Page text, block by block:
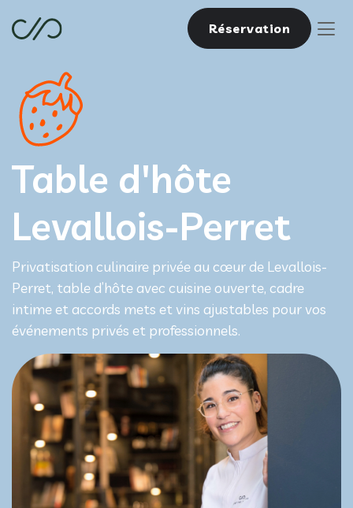
Réservation
Table d'hôte
Levallois-Perret
Privatisation culinaire privée au cœur de Levallois-
Perret, table d’hôte avec cuisine ouverte, cadre
intime et accords mets et vins ajustables pour vos
événements privés et professionnels.